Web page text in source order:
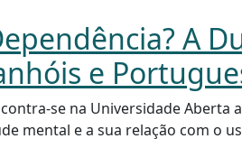
A
e
se na Universidade Aberta
mental e a sua relação com o